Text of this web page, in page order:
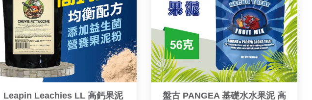
Leapin Leachies LL 高鈣果泥
盤古 PANGEA 基礎水水果泥 高